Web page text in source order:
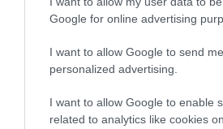
Google for online advertising
I want to allow Google to send me
personalized advertising.
I want to allow Google to enable
related to analytics like cookies
Αυτό είναι το
προστατεύει από το